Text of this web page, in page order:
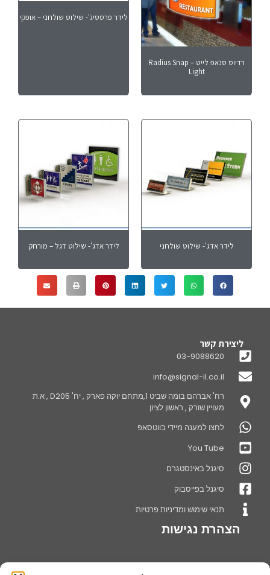
רדיוס סנאפ לייט – Radius Snap
Light
לידר פרסטיג'- שילוט שולחני – אופקי
לידר אדג'- שילוט שולחני לידר אדג'- שילוט דגל – מורחק
ליצירת קשר
03-9088620
info@signal-il.co.il
רח' אברהם בומה שביט 1,מתחם יוקה פארק , יח' D205 , א.ת
מעויין שורק , ראשון לציון
לחצו למענה מיידי בווטסאפ
You Tube
סיגנל באינסטגרם
סיגנל בפייסבוק
תנאי שימוש ומדיניות פרטיות
הצהרת נגישות